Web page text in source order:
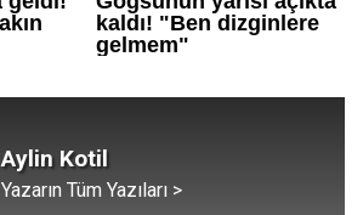
Aylin Kotil
Yazarın Tüm Yazıları >